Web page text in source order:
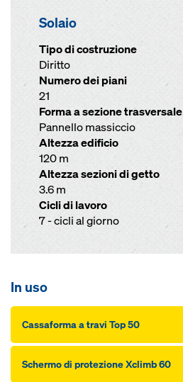
Solaio
Tipo di costruzione
Diritto
Numero dei piani
21
Forma a sezione trasversale
Pannello massiccio
Altezza edificio
120 m
Altezza sezioni di getto
3.6 m
Cicli di lavoro
7 - cicli al giorno
In uso
Cassaforma a travi Top 50
Schermo di protezione Xclimb 60